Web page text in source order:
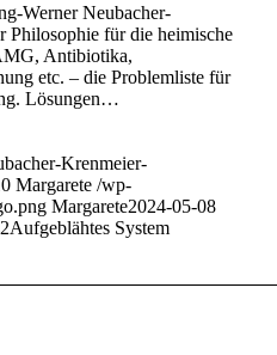
Werner Neubacher-
Philosophie für die heimische
Antibiotika,
etc. – die Problemliste für
Lösungen…
Krenmeier-
Margarete /wp-
Margarete2024-05-08
Aufgeblähtes System